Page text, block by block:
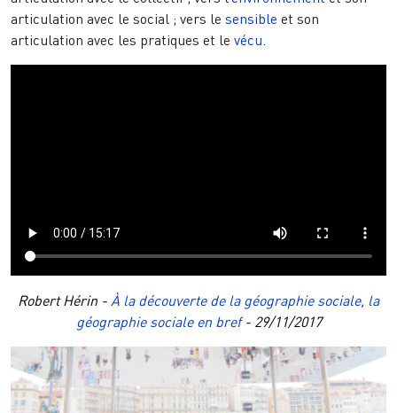
articulation avec le social ; vers le sensible et son
articulation avec les pratiques et le vécu
Robert Hérin - À la découverte de la géographie sociale, la
géographie sociale en bref- 29/11/2017